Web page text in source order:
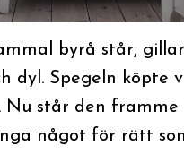
byrå står,
dyl. Spegeln köpte
står den
något för rätt